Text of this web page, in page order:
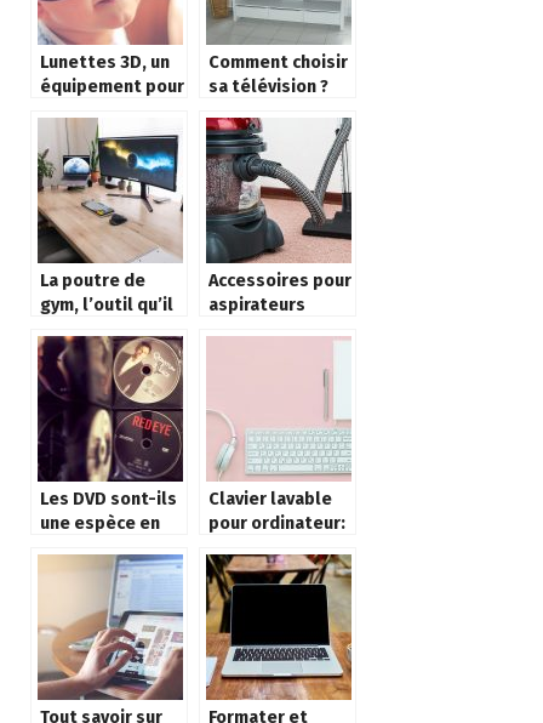
Lunettes 3D, un
équipement pour
expérience au
cinéma
Comment choisir
sa télévision ?
La poutre de
gym, l’outil qu’il
maison
Accessoires pour
aspirateurs
Les DVD sont-ils
une espèce en
disparition ?
Clavier lavable
pour ordinateur:
c’est?
Tout savoir sur Formater et